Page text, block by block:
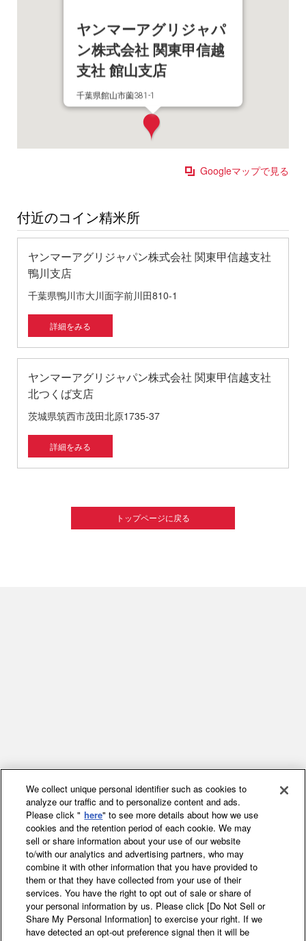
ヤンマーアグリジャパ
ン株式会社 関東甲信越
支社 館山支店
千葉県館山市薗381-1
Googleマップで見る
付近のコイン精米所
ヤンマーアグリジャパン株式会社 関東甲信越支社
鴨川支店
千葉県鴨川市大川面字前川田810-1
詳細をみる
ヤンマーアグリジャパン株式会社 関東甲信越支社
北つくば支店
茨城県筑西市茂田北原1735-37
詳細をみる
トップページに戻る
ホーム 農業
わたしのアグリライフ
We collect unique personal identifier such as cookies to
analyze our traffic and to personalize content and ads.
Please click " here" to see more details about how we use
cookies and the retention period of each cookie. We may
sell or share information about your use of our website
to/with our analytics and advertising partners, who may
combine it with other information that you have provided to
them or that they have collected from your use of their
services. You have the right to opt out of sale or share of
your personal information by us. Please click [Do Not Sell or
Share My Personal Information] to exercise your right. If we
have detected an opt-out preference signal then it will be